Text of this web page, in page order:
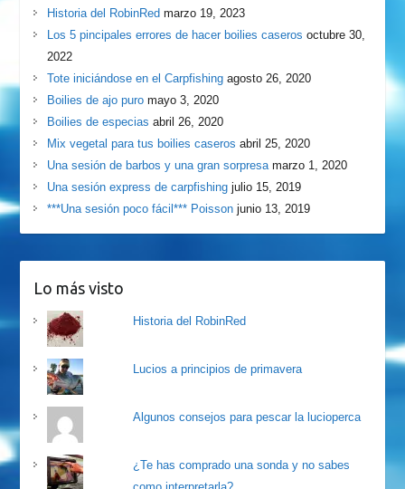
Historia del RobinRed marzo 19, 2023
Los 5 pincipales errores de hacer boilies caseros octubre 30,
2022
Tote iniciándose en el Carpfishing agosto 26, 2020
Boilies de ajo puro mayo 3, 2020
Boilies de especias abril 26, 2020
Mix vegetal para tus boilies caseros abril 25, 2020
Una sesión de barbos y una gran sorpresa marzo 1, 2020
Una sesión express de carpfishing julio 15, 2019
***Una sesión poco fácil*** Poisson junio 13, 2019
Lo más visto
Historia del RobinRed
Lucios a principios de primavera
Algunos consejos para pescar la lucioperca
¿Te has comprado una sonda y no sabes